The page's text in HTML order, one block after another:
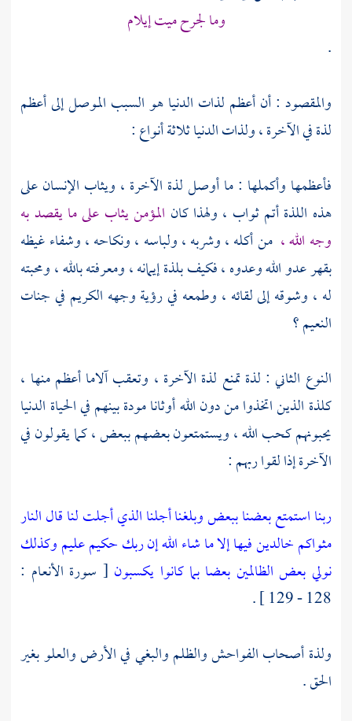
وما لجرح ميت إيلام
.
والمقصود : أن أعظم لذات الدنيا هو السبب الموصل إلى أعظم
لذة في الآخرة ، ولذات الدنيا ثلاثة أنواع :
فأعظمها وأكملها : ما أوصل لذة الآخرة ، ويثاب الإنسان على
هذه اللذة أتم ثواب ، ولهذا كان المؤمن يثاب على ما يقصد به
وجه الله ، من أكله ، وشربه ، ولباسه ، ونكاحه ، وشفاء غيظه
بقهر عدو الله وعدوه ، فكيف بلذة إيمانه ، ومعرفته بالله ، ومحبته
له ، وشوقه إلى لقائه ، وطمعه في رؤية وجهه الكريم في جنات
النعيم ؟
النوع الثاني : لذة تمنع لذة الآخرة ، وتعقب آلاما أعظم منها ،
كلذة الذين اتخذوا من دون الله أوثانا مودة بينهم في الحياة الدنيا
يحبونهم كحب الله ، ويستمتعون بعضهم ببعض ، كما يقولون في
الآخرة إذا لقوا ربهم :
ربنا استمتع بعضنا ببعض وبلغنا أجلنا الذي أجلت لنا قال النار
مثواكم خالدين فيها إلا ما شاء الله إن ربك حكيم عليموكذلك
نولي بعض الظالمين بعضا بما كانوا يكسبون [ سورة الأنعام :
128 - 129 ] .
ولذة أصحاب الفواحش والظلم والبغي في الأرض والعلو بغير
الحق .